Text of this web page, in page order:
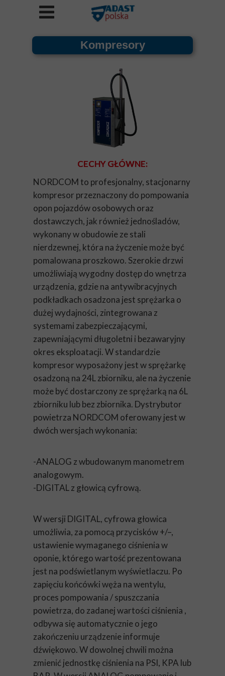
Kompresory
CECHY GŁÓWNE:
NORDCOM to profesjonalny, stacjonarny
kompresor przeznaczony do pompowania
opon pojazdów osobowych oraz
dostawczych, jak również jednośladów,
wykonany w obudowie ze stali
nierdzewnej, która na życzenie może być
pomalowana proszkowo. Szerokie drzwi
umożliwiają wygodny dostęp do wnętrza
urządzenia, gdzie na antywibracyjnych
podkładkach osadzona jest sprężarka o
dużej wydajności, zintegrowana z
systemami zabezpieczającymi,
zapewniającymi długoletni i bezawaryjny
okres eksploatacji. W standardzie
kompresor wyposażony jest w sprężarkę
osadzoną na 24L zbiorniku, ale na życzenie
może być dostarczony ze sprężarką na 6L
zbiorniku lub bez zbiornika. Dystrybutor
powietrza NORDCOM oferowany jest w
dwóch wersjach wykonania:
-ANALOG z wbudowanym manometrem
analogowym.
-DIGITAL z głowicą cyfrową.
W wersji DIGITAL, cyfrowa głowica
umożliwia, za pomocą przycisków +/–,
ustawienie wymaganego ciśnienia w
oponie, którego wartość prezentowana
jest na podświetlanym wyświetlaczu. Po
zapięciu końcówki węża na wentylu,
proces pompowania / spuszczania
powietrza, do zadanej wartości ciśnienia ,
odbywa się automatycznie o jego
zakończeniu urządzenie informuje
dźwiękowo. W dowolnej chwili można
zmienić jednostkę ciśnienia na PSI, KPA lub